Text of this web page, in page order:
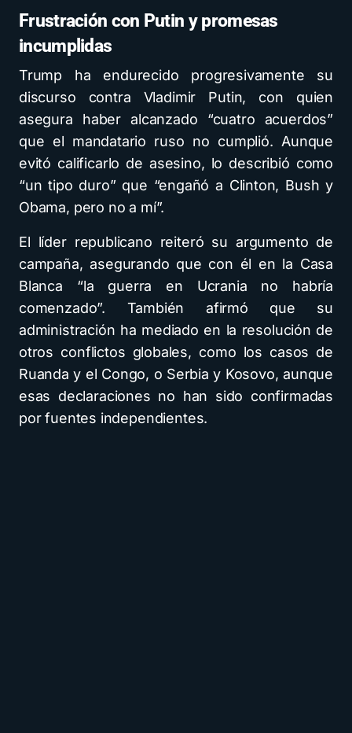
Frustración con Putin y promesas
incumplidas
Trump ha endurecido progresivamente su
discurso contra Vladimir Putin, con quien
asegura haber alcanzado “cuatro acuerdos”
que el mandatario ruso no cumplió. Aunque
evitó calificarlo de asesino, lo describió como
“un tipo duro” que “engañó a Clinton, Bush y
Obama, pero no a mí”.
El líder republicano reiteró su argumento de
campaña, asegurando que con él en la Casa
Blanca “la guerra en Ucrania no habría
comenzado”. También afirmó que su
administración ha mediado en la resolución de
otros conflictos globales, como los casos de
Ruanda y el Congo, o Serbia y Kosovo, aunque
esas declaraciones no han sido confirmadas
por fuentes independientes.